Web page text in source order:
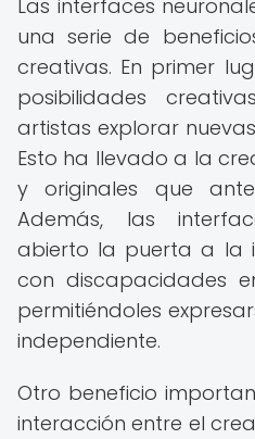
Las interfaces
una serie de
creativas. En primer
posibilidades
artistas explorar
Esto ha llevado a la
y originales que
Además, las
abierto la puerta a la
con discapacidades
permitiéndoles
independiente.
Otro beneficio
interacción entre el